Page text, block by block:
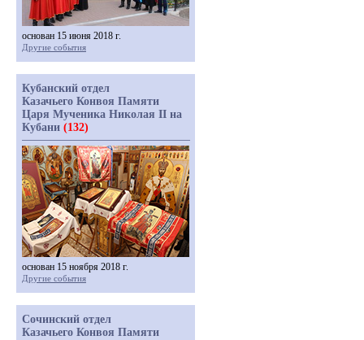
основан 15 июня 2018 г.
Другие события
Кубанский отдел
Казачьего Конвоя Памяти
Царя Мученика Николая II на
Кубани (132)
основан 15 ноября 2018 г.
Другие события
Сочинский отдел
Казачьего Конвоя Памяти